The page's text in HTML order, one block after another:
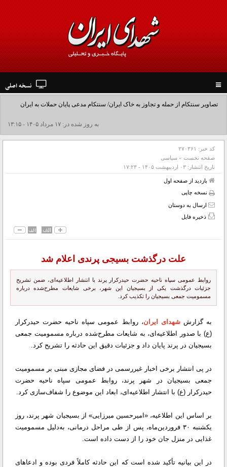
navigation
نسخه اصلی
تصاویر سنتکام از حمله و تجاوز به خاک ایران/ سنتکام مدعی پایان حملات به ایران
شد+فیلم به روز شده در: ۱۷ مرداد ۱۴۰۵ - ۱۳:۱۵
کد خبر: ۲۷۰۳۶۱
صفحه نخست » سیاسی
تاریخ انتشار: ۰۳ ارديبهشت ۱۴۰۵ - ۱۷:۲۳
بازدید از صفحه اول
نسخه چاپی
ارسال به دوستان
ذخیره فایل
علت درگذشت بسیجی پرندی اعلام شد
روابط عمومی سپاه ناحیه حضرت حیدرکرار پرند با انتشار اطلاعیه‌ای، ضمن تشریح
جزئیات درگذشت یکی از بسیجیان این شهر، برخی شایعات مطرح‌شده درباره
مسمومیت جمعی بسیجیان را تکذیب کرد.
به گزارششهدای ایران، روابط عمومی سپاه ناحیه حضرت حیدرکرار
(ع) با صدور اطلاعیه‌ای، به شایعات مطرح‌شده درباره مسمومیت جمعی
بسیجیان در پرند پایان داد و جزئیات دقیق این حادثه را تشریح کرد.
در پی انتشار برخی اخبار غیررسمی در فضای مجازی مبنی بر مسمومیت
جمعی بسیجیان در شهر پرند، روابط عمومی سپاه ناحیه حضرت
حیدرکرار (ع) با انتشار اطلاعیه‌ای، ابعاد این موضوع را شفاف‌سازی کرد.
بر اساس این اطلاعیه، «امیرحسین میرزایی» از بسیجیان شهر پرند، روز
یکشنبه ۳۰ فروردین‌ماه، پس از طی مراحل درمانی، به‌دلیل مسمومیت
غذایی در منزل جان خود را از دست داده است.
در این بیانیه تأکید شده است که این حادثه کاملاً فردی بوده و ادعاهای